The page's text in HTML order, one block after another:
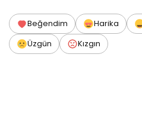
Beğendim Harika
Üzgün
Kızgın